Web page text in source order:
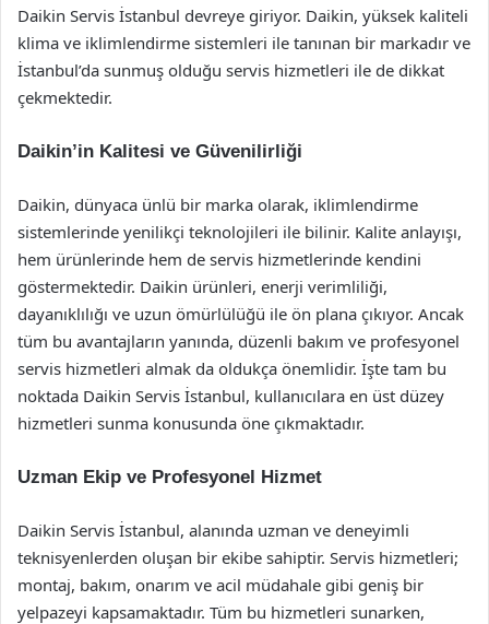
Daikin Servis İstanbul devreye giriyor. Daikin, yüksek kaliteli
klima ve iklimlendirme sistemleri ile tanınan bir markadır ve
İstanbul’da sunmuş olduğu servis hizmetleri ile de dikkat
çekmektedir.
Daikin’in Kalitesi ve Güvenilirliği
Daikin, dünyaca ünlü bir marka olarak, iklimlendirme
sistemlerinde yenilikçi teknolojileri ile bilinir. Kalite anlayışı,
hem ürünlerinde hem de servis hizmetlerinde kendini
göstermektedir. Daikin ürünleri, enerji verimliliği,
dayanıklılığı ve uzun ömürlülüğü ile ön plana çıkıyor. Ancak
tüm bu avantajların yanında, düzenli bakım ve profesyonel
servis hizmetleri almak da oldukça önemlidir. İşte tam bu
noktada Daikin Servis İstanbul, kullanıcılara en üst düzey
hizmetleri sunma konusunda öne çıkmaktadır.
Uzman Ekip ve Profesyonel Hizmet
Daikin Servis İstanbul, alanında uzman ve deneyimli
teknisyenlerden oluşan bir ekibe sahiptir. Servis hizmetleri;
montaj, bakım, onarım ve acil müdahale gibi geniş bir
yelpazeyi kapsamaktadır. Tüm bu hizmetleri sunarken,